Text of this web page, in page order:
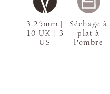
3.25mm |
10 UK | 3
US
Séchage à
plat à
l'ombre